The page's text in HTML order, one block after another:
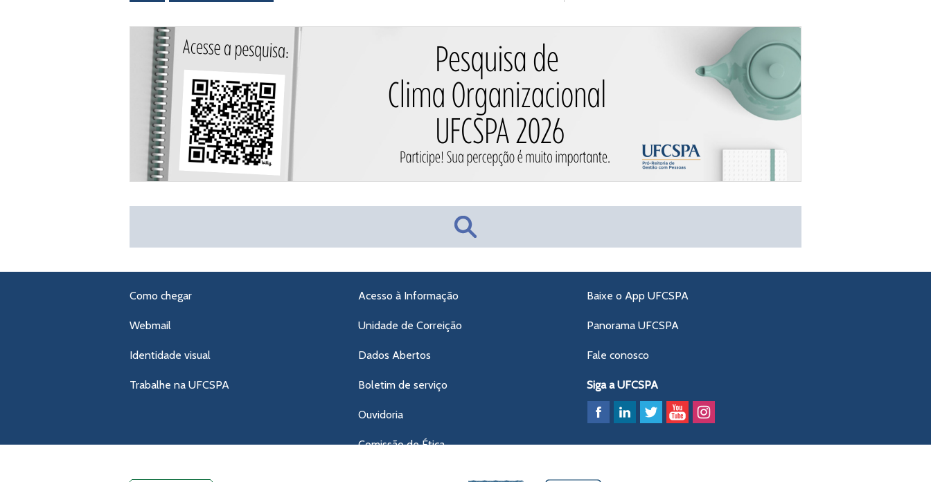
Como chegar
Webmail
Identidade visual
Trabalhe na UFCSPA
Acesso à Informação
Unidade de Correição
Dados Abertos
Boletim de serviço
Ouvidoria
Comissão de Ética
Baixe o App UFCSPA
Panorama UFCSPA
Fale conosco
Siga a UFCSPA